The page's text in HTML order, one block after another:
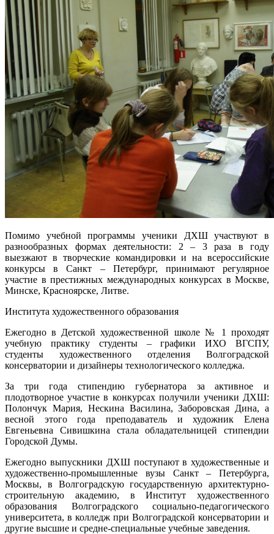
Помимо учебной программы ученики ДХШ участвуют в
разнообразных формах деятельности: 2 – 3 раза в году
выезжают в творческие командировки и на всероссийские
конкурсы в Санкт – Петербург, принимают регулярное
участие в престижных международных конкурсах в Москве,
Минске, Красноярске, Литве.
Института художественного образования
Ежегодно в Детской художественной школе № 1 проходят
учебную практику студенты – графики ИХО ВГСПУ,
студенты художественного отделения Волгоградской
консерватории и дизайнеры технологического колледжа.
За три года стипендию губернатора за активное и
плодотворное участие в конкурсах получили ученики ДХШ:
Полончук Мария, Нескина Василина, Заборовская Дина, а
весной этого года преподаватель и художник Елена
Евгеньевна Сивишкина стала обладательницей стипендии
Городской Думы.
Ежегодно выпускники ДХШ поступают в художественные и
художественно-промышленные вузы Санкт – Петербурга,
Москвы, в Волгоградскую государственную архитектурно-
строительную академию, в Институт художественного
образования Волгоградского социально-педагогического
университета, в колледж при Волгоградской консерватории и
другие высшие и средне-специальные учебные заведения.